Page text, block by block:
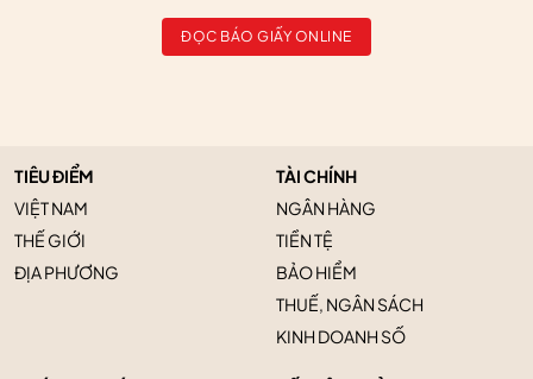
ĐỌC BÁO GIẤY ONLINE
TIÊU ĐIỂM
VIỆT NAM
THẾ GIỚI
ĐỊA PHƯƠNG
TÀI CHÍNH
NGÂN HÀNG
TIỀN TỆ
BẢO HIỂM
THUẾ, NGÂN SÁCH
KINH DOANH SỐ